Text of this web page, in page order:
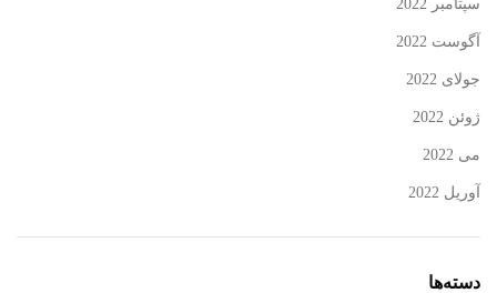
سپتامبر 2022
آگوست 2022
جولای 2022
ژوئن 2022
می 2022
آوریل 2022
دسته‌ها